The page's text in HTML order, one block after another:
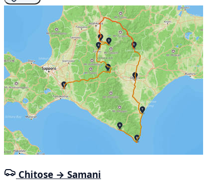
Chitose → Samani